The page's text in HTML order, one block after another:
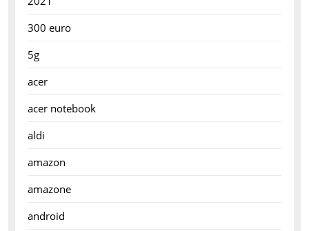
300 euro
5g
acer
acer notebook
aldi
amazon
amazone
android